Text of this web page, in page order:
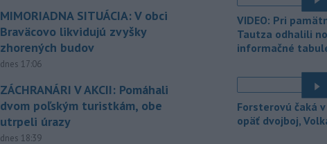
MIMORIADNA SITUÁCIA: V obci
Braväcovo likvidujú zvyšky
zhorených budov
dnes 17:06
ZÁCHRANÁRI V AKCII: Pomáhali
dvom poľským turistkám, obe
utrpeli úrazy
dnes 18:39
19:07 - Horskí
Oblastného
záchrannej služby
zasahovali za
cyklistka.
19:07 - Horskí
Oblastného
VIDEO: Pri
Tautza odhalili
informačné
Forsterovú čaká
opäť dvojboj,